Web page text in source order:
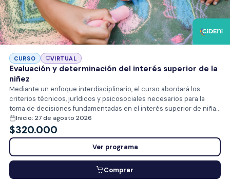
CURSO VIRTUAL
Evaluación y determinación del interés superior de la
niñez
Mediante un enfoque interdisciplinario, el curso abordará los
criterios técnicos, jurídicos y psicosociales necesarios para la
toma de decisiones fundamentadas en el interés superior de niñas,
niños y adolescentes (ISN). A través del análisis normativo, el
estudio de casos y el desarrollo de actividades prácticas, se
promoverá la consolidación de competencias para sustentar
decisiones con enfoque de derechos, respeto de las garantías
procesales y participación efectiva de niñas, niños y adolescentes
en todas aquellas decisiones que directa o indirectamente les
conciernan.
Inicio: 27 de agosto 2026
$320.000
Ver programa
Comprar